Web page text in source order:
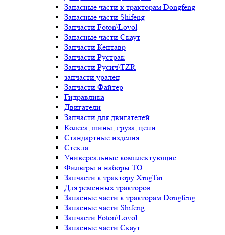
Запасные части к тракторам Dongfeng
Запасные части Shifeng
Запчасти Foton\Lovol
Запасные части Скаут
Запчасти Кентавр
Запчасти Рустрак
Запчасти Русич\TZR
запчасти уралец
Запчасти Файтер
Гидравлика
Двигатели
Запчасти для двигателей
Колёса, шины, груза, цепи
Стандартные изделия
Стёкла
Универсальные комплектующие
Фильтры и наборы ТО
Запчасти к трактору XingTai
Для ременных тракторов
Запасные части к тракторам Dongfeng
Запасные части Shifeng
Запчасти Foton\Lovol
Запасные части Скаут